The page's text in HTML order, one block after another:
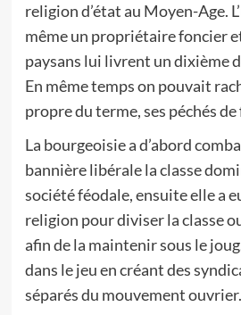
religion d’état au Moyen-Age.
même un propriétaire foncier
paysans lui livrent un dixième
En même temps on pouvait
propre du terme, ses péchés
La bourgeoisie a d’abord
bannière libérale la classe
société féodale, ensuite elle a
religion pour diviser la classe
afin de la maintenir sous le
dans le jeu en créant des
séparés du mouvement ouvrier.